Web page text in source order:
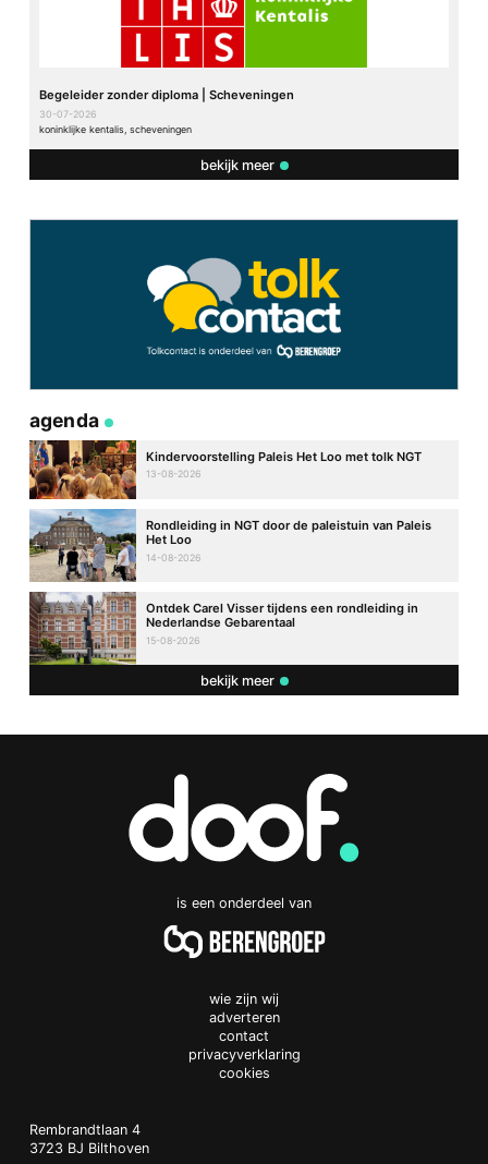
Begeleider zonder diploma | Scheveningen
30-07-2026
koninklijke kentalis, scheveningen
bekijk meer
agenda
Kindervoorstelling Paleis Het Loo met tolk NGT
13-08-2026
Rondleiding in NGT door de paleistuin van Paleis
Het Loo
14-08-2026
Ontdek Carel Visser tijdens een rondleiding in
Nederlandse Gebarentaal
15-08-2026
bekijk meer
is een onderdeel van
wie zijn wij
adverteren
contact
privacyverklaring
cookies
Doof.nl
work
Rembrandtlaan 4
3723 BJ Bilthoven